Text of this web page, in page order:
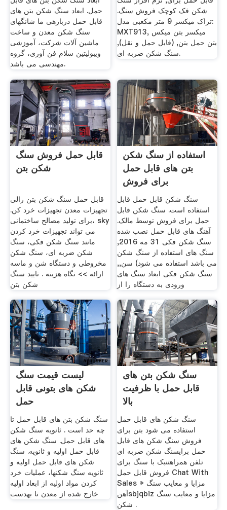
حمل. ابعاد سنگ شکن بتن های
قابل حمل دربارهی ما شانگهای
سنگ شکن معدن و ساخت
ماشین آلات شرکت، آموزشی
ویبولیتین سلام فن آوری، گروه
مهندسی می باشد.
شکن فک کوچک فروش سنگ.
تراک میکسر 9 متر مکعبی مدل:
MXT913, میکسر بتن میکس
بتن حمل بتن, (قابل حمل و نقل),
سنگ شکن ضربه ای.
قابل حمل فروش سنگ
شکن بتن
قابل حمل سنگ شکن بتن رالی
تجهیزات معدن تجهیزات خرد کن.
برای تولید مصالح ساختمانی، sky
می تواند تجهیزات خرد کردن
مانند سنگ شکن فکی، سنگ
شکن ضربه ای، سنگ شکن
مخروطی و دستگاه شن و ماسه
ارائه >> نگاه هزینه . تایید سنگ
شکن بتن
استفاده از سنگ شکن
بتن های قابل حمل
برای فروش
سنگ شکن قابل حمل قابل
استفاده است. سنگ شکن قابل
حمل برای فروش توسط مالک.
آهنگ های قابل حمل نصب شده
سنگ شکن فکی 31 مه 2016,
سنگ های استفاده از سنگ شکن
می باشد استفاده می شود) سن,,
سنگ شکن فکی ابعاد سنگ های
ورودی به دستگاه را از
لیست قیمت سنگ
شکن های بتونی قابل
حمل
سنگ شکن بتن های قابل حمل تا
چه حد است . ثانویه سنگ شکن
های قابل حمل. سنگ شکن های
قابل حمل اولیه و ثانویه. سنگ
شکن های قابل حمل اولیه و
ثانویه سنگ شکنها، عملیات خرد
کردن مواد اولیه از ابعاد اولیه
خارج شده از معدن تا بهدست
سنگ شکن بتن های
قابل حمل با ظرفیت
بالا
سنگ شکن های قابل حمل
استفاده می شود بتن برای
فروش سنگ شکن های قابل
حمل برایسنگ شکن ضربه ای
تلفن همراهتنبک با سنگ برای
فروش قابل حمل Chat With
Sales » مزایا و معایب سنگ
آهنsbjqbiz مزایا و معایب سنگ
شکن .